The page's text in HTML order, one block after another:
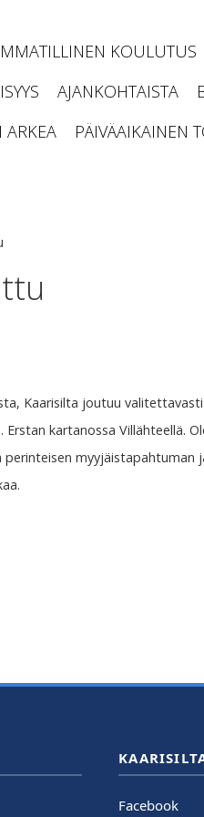
KOULUTUS
AJANKOHTAISTA
ARKEA
PÄIVÄAIKAINEN
Kaarisilta joutuu
kartanossa Villähteellä.
myyjäistapahtuman
Facebook